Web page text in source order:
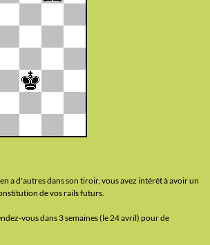
a d'autres dans son tiroir, vous avez intérêt à avoir un
de vos rails futurs.
vous dans 3 semaines (le 24 avril) pour de